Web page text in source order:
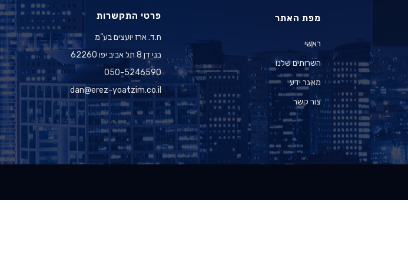
מפת האתר
ראשי
השרותים שלנו
מאגר ידע
צור קשר
פרטי התקשרות
ח.ד. ארז יועצים בע”מ
בני דן 8 תל אביב יפו 62260
050-5246590
dan@erez-yoatzim.co.il